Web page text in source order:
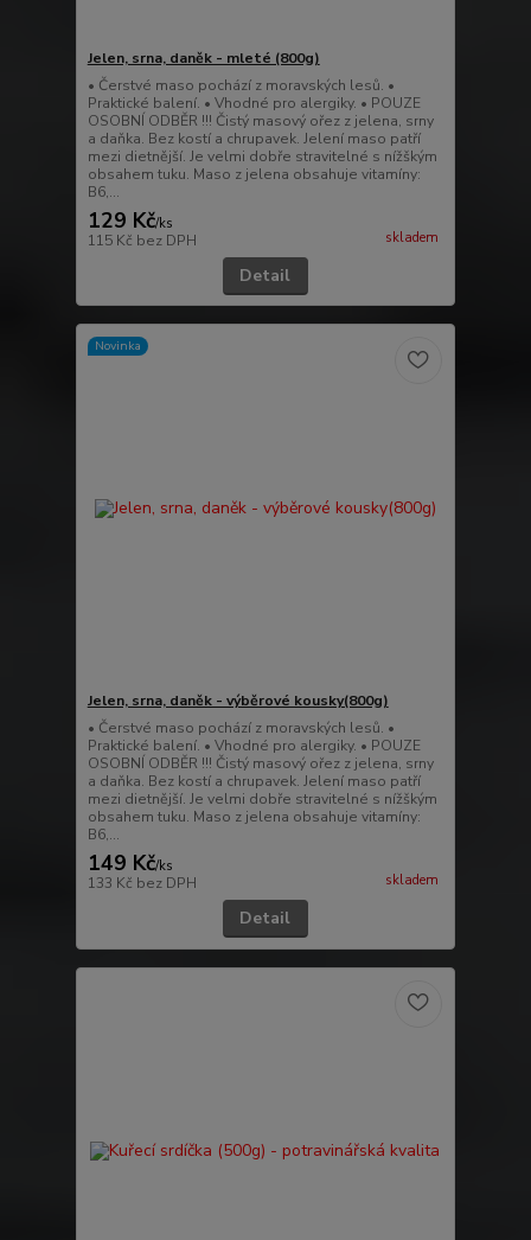
Jelen, srna, daněk - mleté (800g)
• Čerstvé maso pochází z moravských lesů. •
Praktické balení. • Vhodné pro alergiky. • POUZE
OSOBNÍ ODBĚR !!! Čistý masový ořez z jelena, srny
a daňka. Bez kostí a chrupavek. Jelení maso patří
mezi dietnější. Je velmi dobře stravitelné s nížškým
obsahem tuku. Maso z jelena obsahuje vitamíny:
B6,...
129 Kč/ks
115 Kč bez DPH skladem
Detail
Novinka
Jelen, srna, daněk - výběrové kousky(800g)
• Čerstvé maso pochází z moravských lesů. •
Praktické balení. • Vhodné pro alergiky. • POUZE
OSOBNÍ ODBĚR !!! Čistý masový ořez z jelena, srny
a daňka. Bez kostí a chrupavek. Jelení maso patří
mezi dietnější. Je velmi dobře stravitelné s nížškým
obsahem tuku. Maso z jelena obsahuje vitamíny:
B6,...
149 Kč/ks
133 Kč bez DPH skladem
Detail